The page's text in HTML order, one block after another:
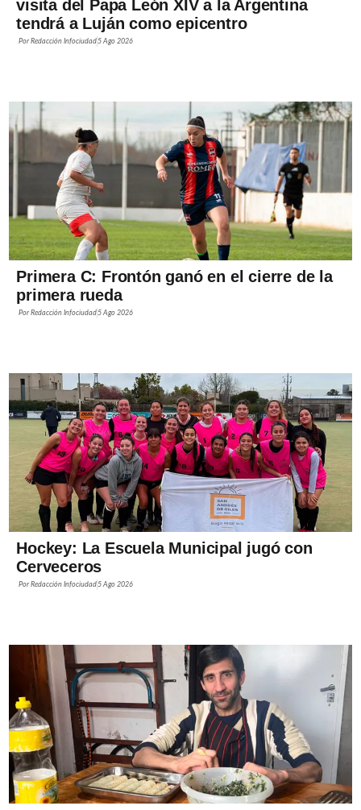
visita del Papa León XIV a la Argentina
tendrá a Luján como epicentro
PorRedacción Infociudad5 Ago 2026
Primera C: Frontón ganó en el cierre de la
primera rueda
PorRedacción Infociudad5 Ago 2026
Hockey: La Escuela Municipal jugó con
Cerveceros
PorRedacción Infociudad5 Ago 2026